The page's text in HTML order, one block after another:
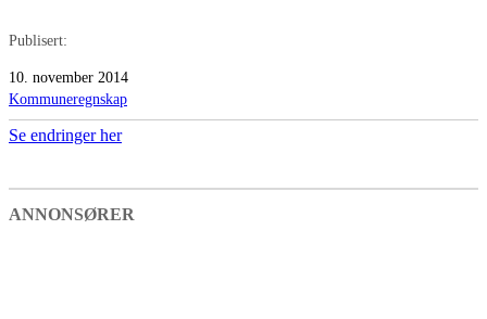
Publisert:
10. november 2014
Kommuneregnskap
Se endringer her
ANNONSØRER